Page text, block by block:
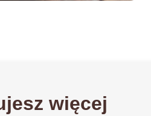
więcej